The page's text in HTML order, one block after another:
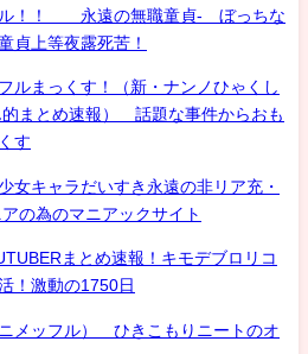
ル！！ 永遠の無職童貞- ぼっちな
貞上等夜露死苦！
ルまっくす！（新・ナンノひゃくし
的まとめ速報） 話題な事件からおも
す
女キャラだいすき永遠の非リア充・
の為のマニアックサイト
まとめ速報！キモデブロリコ
！激動の1750日
メッフル） ひきこもりニートのオ